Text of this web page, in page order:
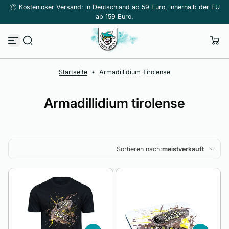
Zum Inhalt springen
📦 Kostenloser Versand: in Deutschland ab 59 Euro, innerhalb der EU
ab 159 Euro.
Startseite • Armadillidium Tirolense
Armadillidium tirolense
Sortieren nach:meistverkauft
Ausgewählt
meistverkauft
Alphabetisch, A-Z